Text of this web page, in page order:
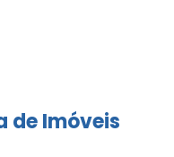
de Imóveis